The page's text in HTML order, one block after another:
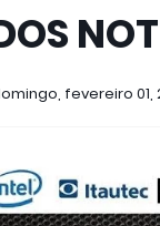
fevereiro 01,